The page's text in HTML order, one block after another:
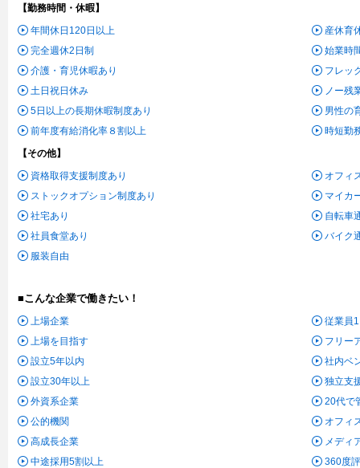
【勤務時間・休暇】
年間休日120日以上
完全週休2日制
介護・育児休暇あり
土日祝日休み
5日以上の長期休暇制度あり
前年度有給消化率８割以上
産休育
始業時
フレッ
ノー残
男性の
時短勤
【その他】
資格取得支援制度あり
ストックオプション制度あり
社宅あり
社員食堂あり
服装自由
オフィ
マイカ
自転車
バイク
■こんな企業で働きたい！
上場企業
上場を目指す
設立5年以内
設立30年以上
外資系企業
公的機関
高成長企業
中途採用5割以上
従業員
フリー
社内ベ
独立支
20代で
オフィ
メディ
360度